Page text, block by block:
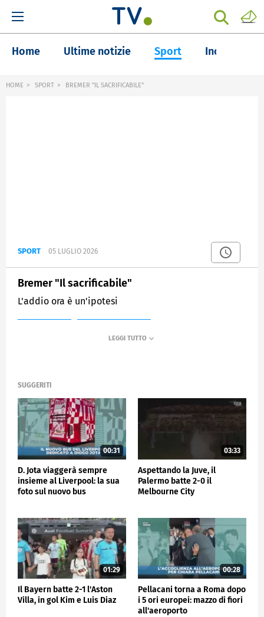
Home Ultime notizie Sport Inchieste
HOME SPORT BREMER "IL SACRIFICABILE"
SPORT 05 LUGLIO 2026
Bremer "Il sacrificabile"
L'addio ora è un'ipotesi
SUGGERITI
00:31
D. Jota viaggerà sempre
insieme al Liverpool: la sua
foto sul nuovo bus
03:33
Aspettando la Juve, il
Palermo batte 2-0 il
Melbourne City
01:29
Il Bayern batte 2-1 l'Aston
Villa, in gol Kim e Luis Diaz
00:28
Pellacani torna a Roma dopo
i 5 ori europei: mazzo di fiori
all'aeroporto